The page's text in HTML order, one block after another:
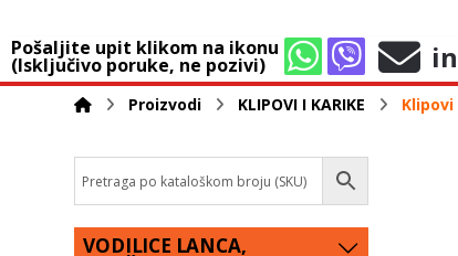
Pošaljite upit klikom na ikonu
(Isključivo poruke, ne pozivi)
Proizvodi KLIPOVI I KARIKE Klipovi
VODILICE LANCA,